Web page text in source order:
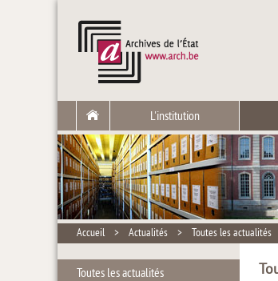
L'institution
Accueil > Actualités > Toutes les actualités
Toutes les actualités